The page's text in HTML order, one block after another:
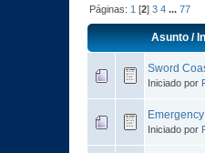
Páginas: 1 [2]3 4 ...77
Asunto/
Sword
Iniciado por
Iniciado por